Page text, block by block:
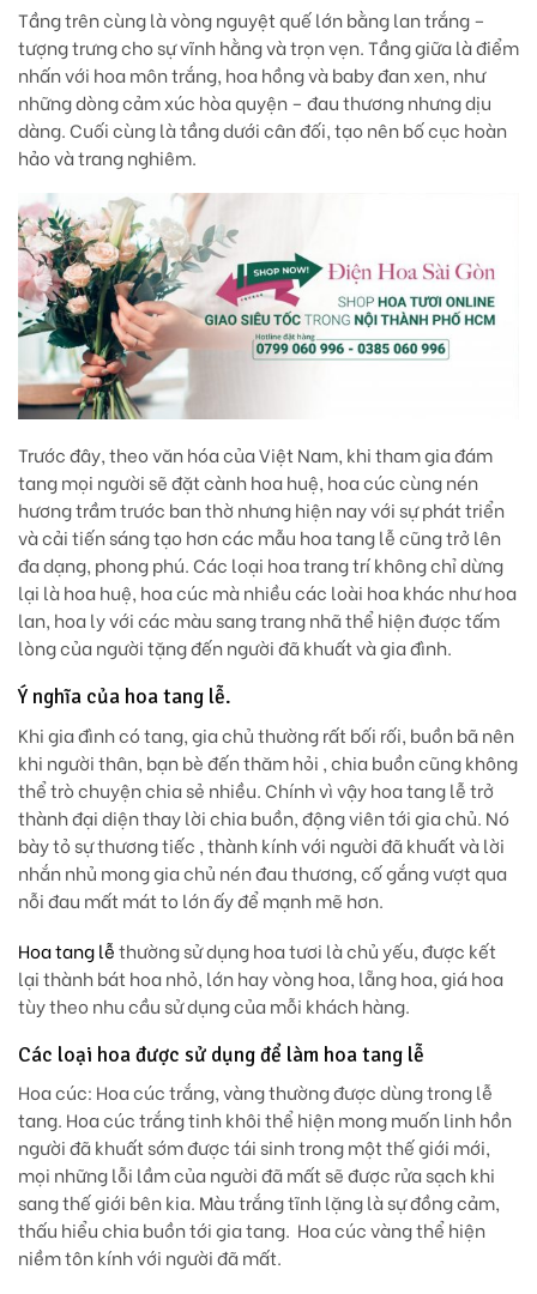
Tầng trên cùng làvòng nguyệt quế lớn bằng lan trắng–
tượng trưng cho sự vĩnh hằng và trọn vẹn. Tầng giữa là điểm
nhấn với hoa môn trắng, hoa hồng và baby đan xen, như
những dòng cảm xúc hòa quyện – đau thương nhưng dịu
dàng. Cuối cùng là tầng dưới cân đối, tạo nên bố cục hoàn
hảo và trang nghiêm.
Trước đây, theo văn hóa của Việt Nam, khi tham gia đám
tang mọi người sẽ đặt cành hoa huệ, hoa cúc cùng nén
hương trầm trước ban thờ nhưng hiện nay với sự phát triển
và cải tiến sáng tạo hơn các mẫu hoa tang lễ cũng trở lên
đa dạng, phong phú. Các loại hoa trang trí không chỉ dừng
lại là hoa huệ, hoa cúc mà nhiều các loài hoa khác như hoa
lan, hoa ly với các màu sang trang nhã thể hiện được tấm
lòng của người tặng đến người đã khuất và gia đình.
Ý nghĩa của hoa tang lễ.
Khi gia đình có tang, gia chủ thường rất bối rối, buồn bã nên
khi người thân, bạn bè đến thăm hỏi , chia buồn cũng không
thể trò chuyện chia sẻ nhiều. Chính vì vậy hoa tang lễ trở
thành đại diện thay lời chia buồn, động viên tới gia chủ. Nó
bày tỏ sự thương tiếc , thành kính với người đã khuất và lời
nhắn nhủ mong gia chủ nén đau thương, cố gắng vượt qua
nỗi đau mất mát to lớn ấy để mạnh mẽ hơn.
Hoa tang lễthường sử dụng hoa tươi là chủ yếu, được kết
lại thành bát hoa nhỏ, lớn hay vòng hoa, lẵng hoa, giá hoa
tùy theo nhu cầu sử dụng của mỗi khách hàng.
Các loại hoa được sử dụng để làm hoa tang lễ
Hoa cúc: Hoa cúc trắng, vàng thường được dùng trong lễ
tang. Hoa cúc trắng tinh khôi thể hiện mong muốn linh hồn
người đã khuất sớm được tái sinh trong một thế giới mới,
mọi những lỗi lầm của người đã mất sẽ được rửa sạch khi
sang thế giới bên kia. Màu trắng tĩnh lặng là sự đồng cảm,
thấu hiểu chia buồn tới gia tang. Hoa cúc vàng thể hiện
niềm tôn kính với người đã mất.